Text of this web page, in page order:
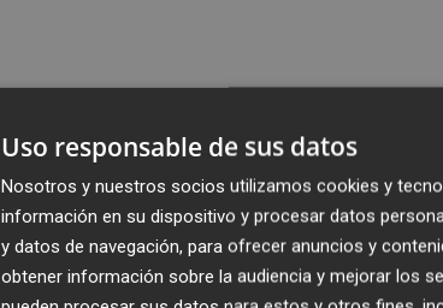
Uso responsable de sus datos
Nosotros y nuestros socios utilizamos cookies y
información en su dispositivo y procesar datos
y datos de navegación, para ofrecer anuncios y
obtener información sobre la audiencia y mejorar los